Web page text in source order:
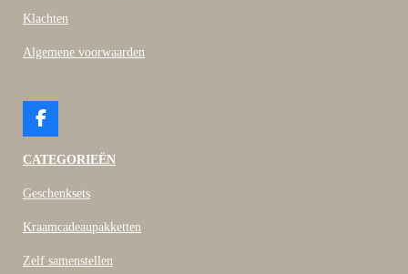
Klachten
Algemene voorwaarden
F
c
b
o
CATEGORIEËN
Geschenksets
Kraamcadeaupakketten
Zelf samenstellen